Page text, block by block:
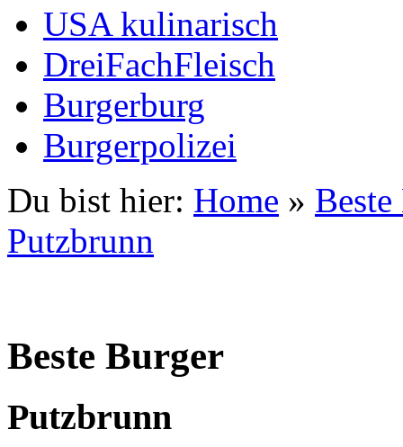
USA kulinarisch
DreiFachFleisch
Burgerburg
Burgerpolizei
Du bist hier: Home »
Putzbrunn
Beste Burger
Putzbrunn